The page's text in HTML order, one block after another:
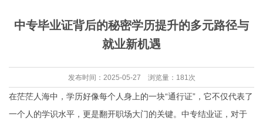
中专毕业证背后的秘密学历提升的多元路径与
就业新机遇
发布时间：2025-05-27 浏览量：181次
在茫茫人海中，学历好像每个人身上的一块“通行证”，它不仅代表了
一个人的学识水平，更是翻开职场大门的关键。中专结业证，对于